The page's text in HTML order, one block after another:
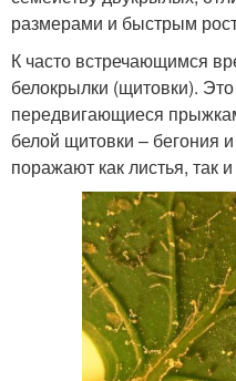
размерами и быстрым
К часто встречающимся
белокрылки (щитовки).
передвигающиеся
белой щитовки – бегония
поражают как листья, так